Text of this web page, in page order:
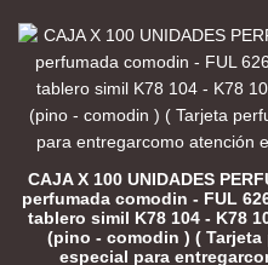
CAJA X 100 UNIDADES
perfumada comodin - FUL
tablero simil K78 104 - K78
(pino - comodin ) (
especial para